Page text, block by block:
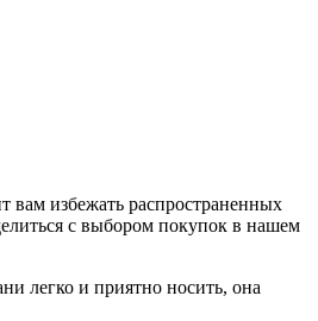
вам избежать распространенных
с выбором покупок в нашем
легко и приятно носить, она